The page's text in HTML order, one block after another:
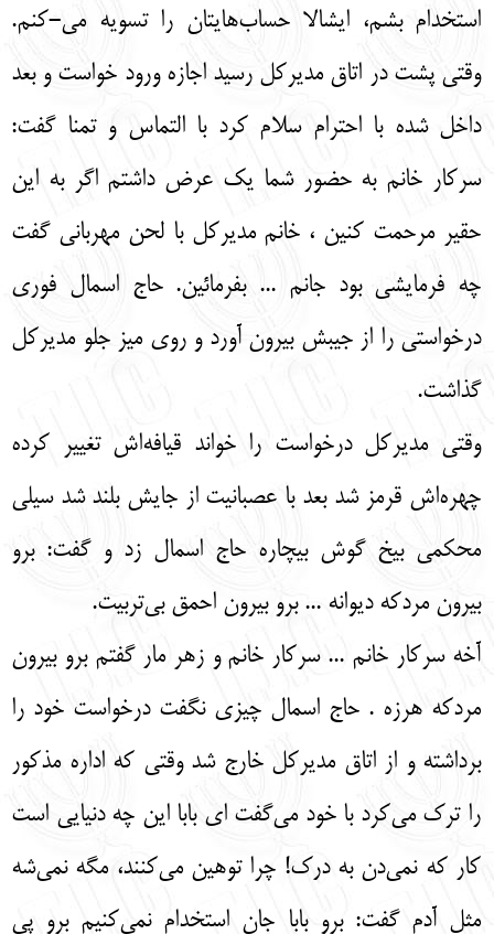
استخدام بشم، ایشالا حساب‌هایتان را تسویه می-کنم.
وقتی پشت در اتاق مدیرکل رسید اجازه ورود خواست و بعد
داخل شده با احترام سلام کرد با التماس و تمنا گفت:
سرکار خانم به حضور شما یک عرض داشتم اگر به این
حقیر مرحمت کنین ، خانم مدیرکل با لحن مهربانی گفت
چه فرمایشی بود جانم ... بفرمائین. حاج اسمال فوری
درخواستی را از جیبش بیرون آورد و روی میز جلو مدیرکل
گذاشت.
وقتی مدیرکل درخواست را خواند قیافه‌اش تغییر کرده
چهره‌اش قرمز شد بعد با عصبانیت از جایش بلند شد سیلی
محکمی بیخ گوش بیچاره حاج اسمال زد و گفت: برو
بیرون مردکه دیوانه ... برو بیرون احمق بی‌تربیت.
آخه سرکار خانم ... سرکار خانم و زهر مار گفتم برو بیرون
مردکه هرزه . حاج اسمال چیزی نگفت درخواست خود را
برداشته و از اتاق مدیرکل خارج شد وقتی که اداره مذکور
را ترک می‌کرد با خود می‌گفت ای بابا این چه دنیایی است
کار که نمی‌دن به درک! چرا توهین می‌کنند، مگه نمی‌شه
مثل آدم گفت: برو بابا جان استخدام نمی‌کنیم برو پی